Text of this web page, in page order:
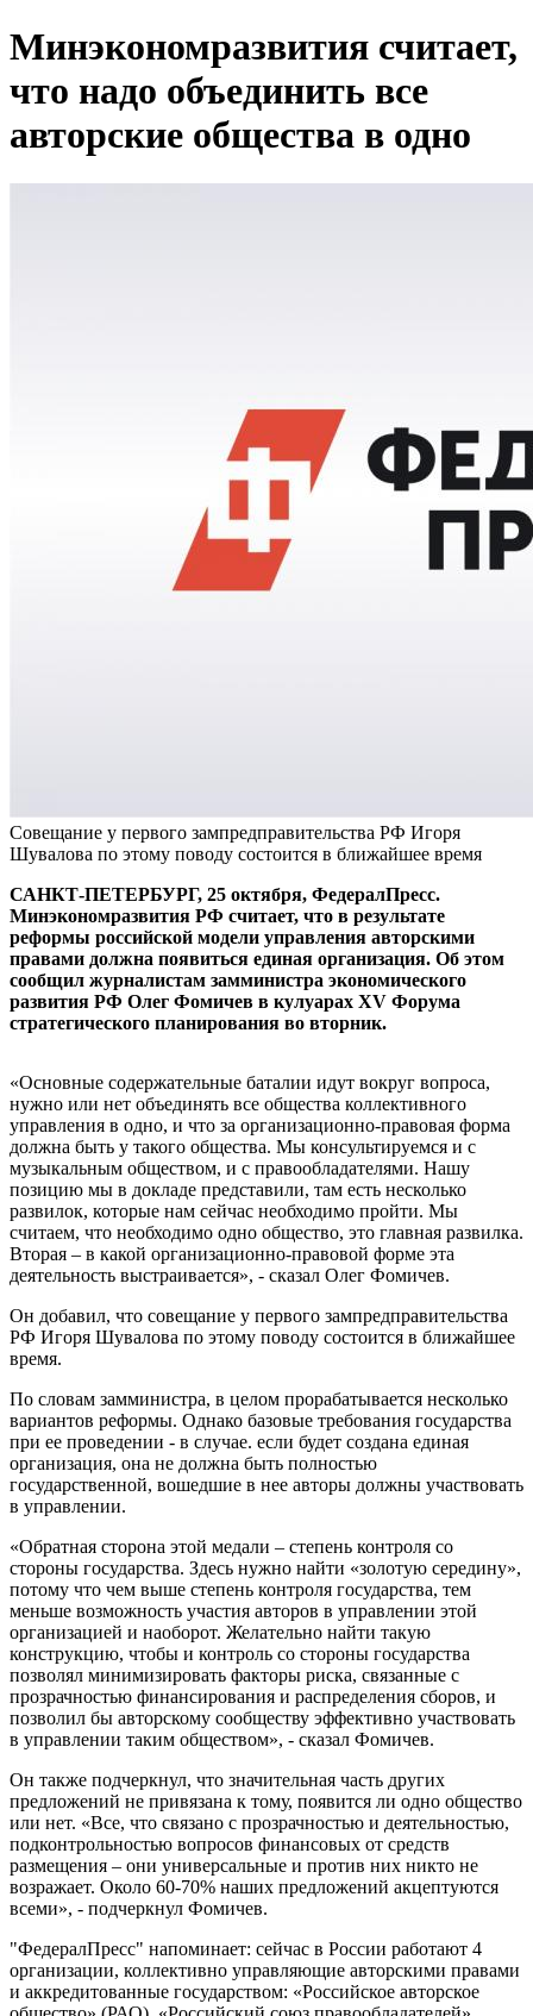
Минэкономразвития считает,
что надо объединить все
авторские общества в одно
Совещание у первого зампредправительства РФ Игоря
Шувалова по этому поводу состоится в ближайшее время
САНКТ-ПЕТЕРБУРГ, 25 октября, ФедералПресс.
Минэкономразвития РФ считает, что в результате
реформы российской модели управления авторскими
правами должна появиться единая организация. Об этом
сообщил журналистам замминистра экономического
развития РФ Олег Фомичев в кулуарах XV Форума
стратегического планирования во вторник.
«Основные содержательные баталии идут вокруг вопроса,
нужно или нет объединять все общества коллективного
управления в одно, и что за организационно-правовая форма
должна быть у такого общества. Мы консультируемся и с
музыкальным обществом, и с правообладателями. Нашу
позицию мы в докладе представили, там есть несколько
развилок, которые нам сейчас необходимо пройти. Мы
считаем, что необходимо одно общество, это главная развилка.
Вторая – в какой организационно-правовой форме эта
деятельность выстраивается», - сказал Олег Фомичев.
Он добавил, что совещание у первого зампредправительства
РФ Игоря Шувалова по этому поводу состоится в ближайшее
время.
По словам замминистра, в целом прорабатывается несколько
вариантов реформы. Однако базовые требования государства
при ее проведении - в случае. если будет создана единая
организация, она не должна быть полностью
государственной, вошедшие в нее авторы должны участвовать
в управлении.
«Обратная сторона этой медали – степень контроля со
стороны государства. Здесь нужно найти «золотую середину»,
потому что чем выше степень контроля государства, тем
меньше возможность участия авторов в управлении этой
организацией и наоборот. Желательно найти такую
конструкцию, чтобы и контроль со стороны государства
позволял минимизировать факторы риска, связанные с
прозрачностью финансирования и распределения сборов, и
позволил бы авторскому сообществу эффективно участвовать
в управлении таким обществом», - сказал Фомичев.
Он также подчеркнул, что значительная часть других
предложений не привязана к тому, появится ли одно общество
или нет. «Все, что связано с прозрачностью и деятельностью,
подконтрольностью вопросов финансовых от средств
размещения – они универсальные и против них никто не
возражает. Около 60-70% наших предложений акцептуются
всеми», - подчеркнул Фомичев.
"ФедералПресс" напоминает: сейчас в России работают 4
организации, коллективно управляющие авторскими правами
и аккредитованные государством: «Российское авторское